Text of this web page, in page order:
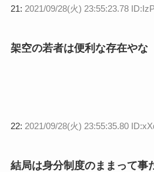
21: 2021/09/28(火) 23:55:23.78
架空の若者は便利な存在やな
22: 2021/09/28(火) 23:55:35.80
結局は身分制度のままって事